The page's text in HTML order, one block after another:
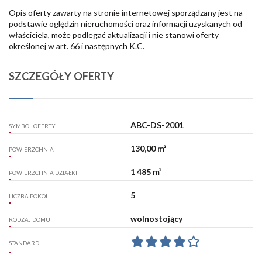
Opis oferty zawarty na stronie internetowej sporządzany jest na
podstawie oględzin nieruchomości oraz informacji uzyskanych od
właściciela, może podlegać aktualizacji i nie stanowi oferty
określonej w art. 66 i następnych K.C.
SZCZEGÓŁY OFERTY
SYMBOL OFERTY ABC-DS-2001
POWIERZCHNIA 130,00 m²
POWIERZCHNIA DZIAŁKI 1 485 m²
LICZBA POKOI 5
RODZAJ DOMU wolnostojący
STANDARD